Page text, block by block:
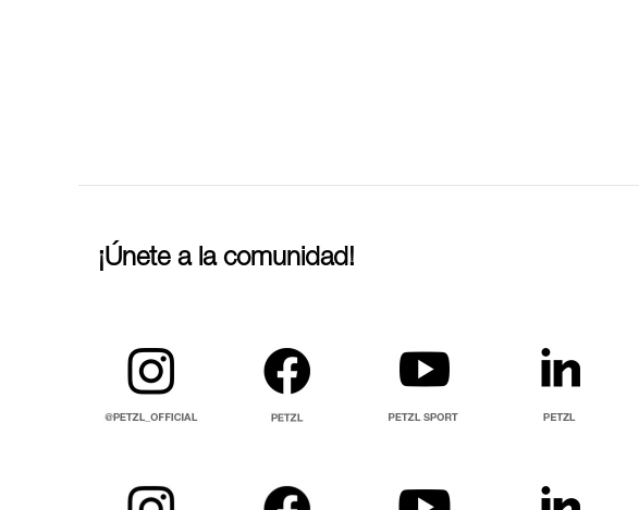
¡Únete a la comunidad!